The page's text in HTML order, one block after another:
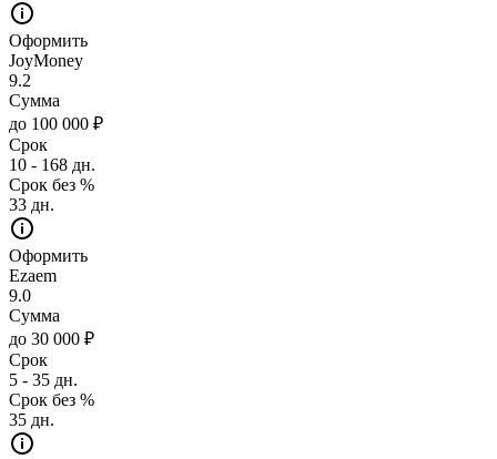
Оформить
JoyMoney
9.2
Сумма
до 100 000 ₽
Срок
10 - 168 дн.
Срок без %
33 дн.
Оформить
Ezaem
9.0
Сумма
до 30 000 ₽
Срок
5 - 35 дн.
Срок без %
35 дн.